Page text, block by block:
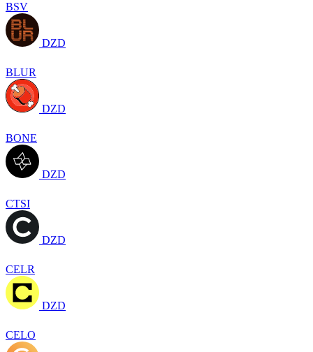
BSV
DZD
BLUR
DZD
BONE
DZD
CTSI
DZD
CELR
DZD
CELO